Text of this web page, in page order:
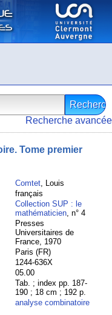
Recherche avancée
Tome premier
Comtet, Louis
français
Collection SUP : le
mathématicien, n° 4
Presses
Universitaires de
France, 1970
Paris (FR)
1244-636X
05.00
Tab. ; index pp. 187-
190 ; 18 cm ; 192 p.
analyse combinatoire